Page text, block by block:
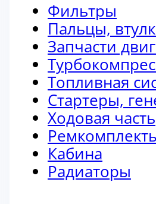
Фильтры
Пальцы,
Запчасти
Топливная
Стартеры,
Ходовая часть
Кабина
Радиаторы